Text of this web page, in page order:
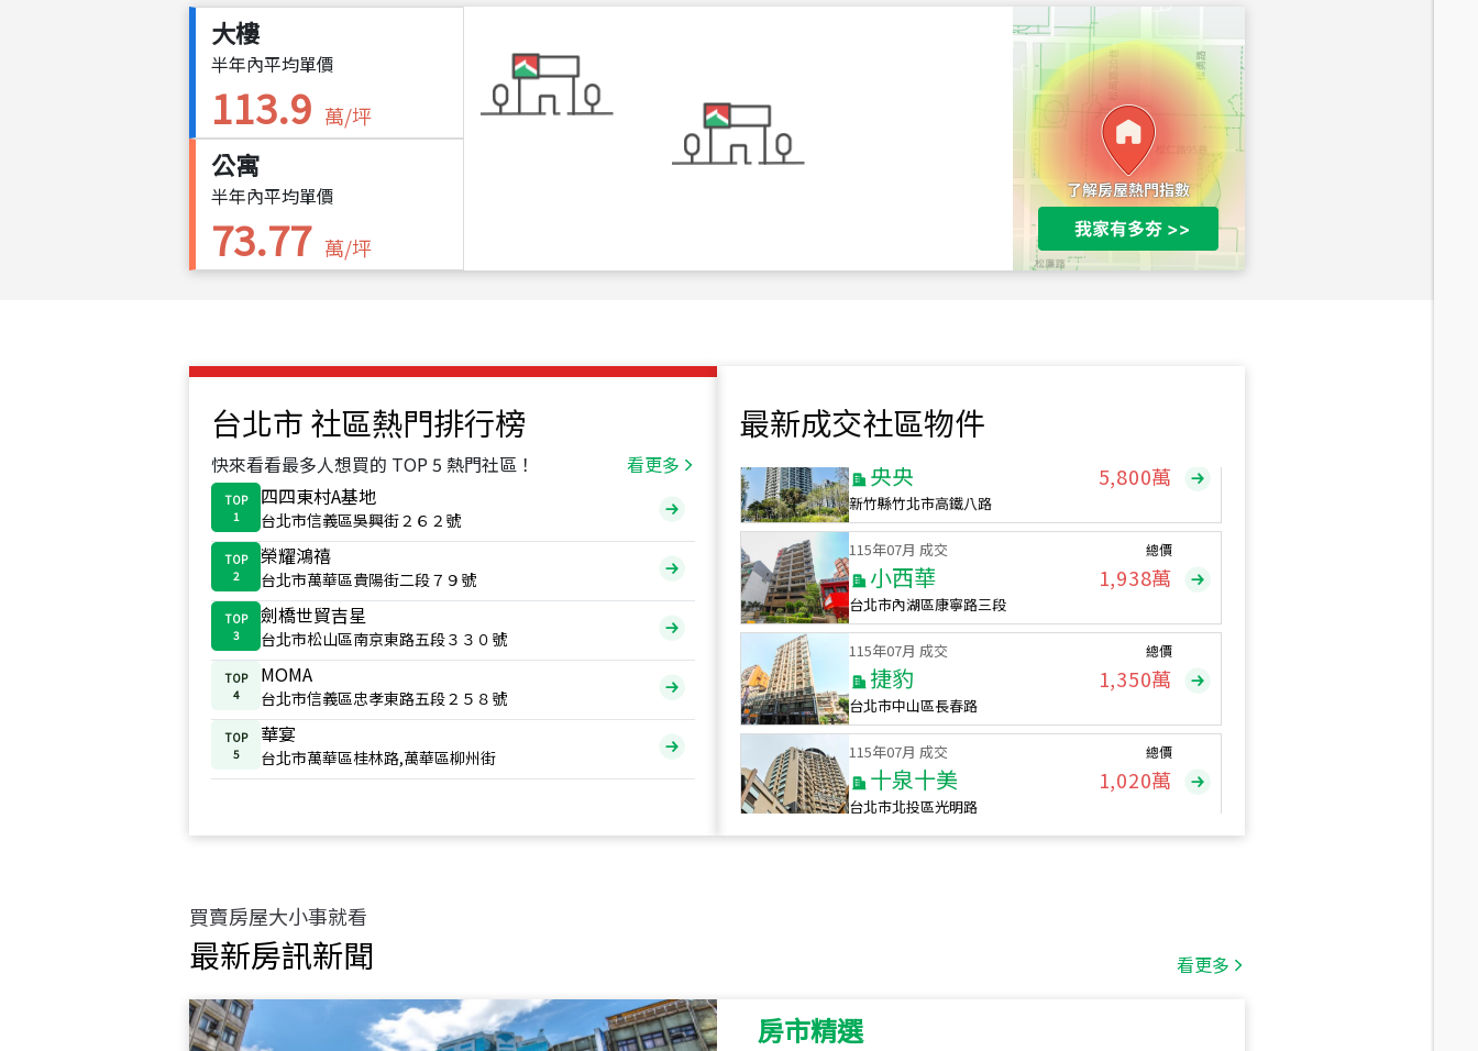
大樓
半年內平均單價
113.9 萬/坪
公寓
半年內平均單價
73.77 萬/坪
台北市 社區熱門排行榜
快來看看最多人想買的 TOP 5 熱門社區！ 看更多
TOP
1
四四東村A基地
台北市信義區吳興街２６２號
TOP
2
榮耀鴻禧
台北市萬華區貴陽街二段７９號
TOP
3
劍橋世貿吉星
台北市松山區南京東路五段３３０號
TOP
4
MOMA
台北市信義區忠孝東路五段２５８號
TOP
5
華宴
台北市萬華區桂林路,萬華區柳州街
最新成交社區物件
1,020萬
總價
490萬
新竹市新竹市慈祥路
總價
1,808萬
115年07月 成交
新竹縣竹北市高鐵八路
115年07月 成交
小西華
台北市內湖區康寧路三段
總價
1,938萬
115年07月 成交
捷豹
台北市中山區長春路
總價
1,350萬
115年07月 成交
十泉十美
台北市北投區光明路
總價
1,020萬
115
買賣房屋大小事就看
最新房訊新聞 看更多
房市精選